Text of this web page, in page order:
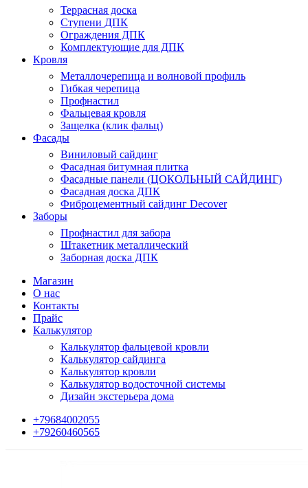
Террасная доска
Ступени ДПК
Ограждения ДПК
Комплектующие для ДПК
Кровля
Металлочерепица и волновой профиль
Гибкая черепица
Профнастил
Фальцевая кровля
Защелка (клик фальц)
Фасады
Виниловый сайдинг
Фасадная битумная плитка
Фасадные панели (ЦОКОЛЬНЫЙ САЙДИНГ)
Фасадная доска ДПК
Фиброцементный сайдинг Decover
Заборы
Профнастил для забора
Штакетник металлический
Заборная доска ДПК
Магазин
О нас
Контакты
Прайс
Калькулятор
Калькулятор фальцевой кровли
Калькулятор сайдинга
Калькулятор кровли
Калькулятор водосточной системы
Дизайн экстерьера дома
+79684002055
+79260460565